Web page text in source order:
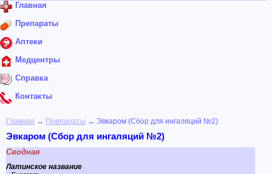
Главная
Препараты
Аптеки
Медцентры
Справка
Контакты
Главная → Препараты → Эвкаром (Сбор для ингаляций №2)
Эвкаром (Сбор для ингаляций №2)
Сводная
Латинское название